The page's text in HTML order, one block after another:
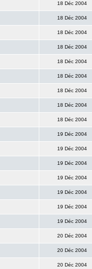
18 Déc 2004
18 Déc 2004
18 Déc 2004
18 Déc 2004
18 Déc 2004
18 Déc 2004
18 Déc 2004
18 Déc 2004
18 Déc 2004
19 Déc 2004
19 Déc 2004
19 Déc 2004
19 Déc 2004
19 Déc 2004
19 Déc 2004
19 Déc 2004
20 Déc 2004
20 Déc 2004
20 Déc 2004